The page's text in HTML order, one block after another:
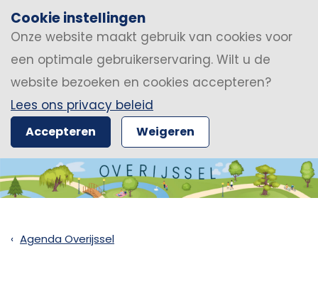
Cookie instellingen
Onze website maakt gebruik van cookies voor
een optimale gebruikerservaring. Wilt u de
website bezoeken en cookies accepteren?
Lees ons privacy beleid
Accepteren Weigeren
Agenda Overijssel